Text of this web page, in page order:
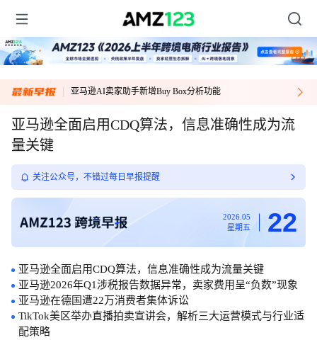
亚马逊AI卖家助手新增Buy Box分析功能
亚马逊全面启用CDQ算法，信息准确性成为流
量关键
关注公众号，不错过每日早报提醒
2026.05
星期五
22
亚马逊全面启用CDQ算法，信息准确性成为流量关键
亚马逊2026年Q1涉税报告数据异常，卖家费用呈“负数”现象
亚马逊在德国遭22万消费者集体诉讼
TikTok美区举办直播拍卖宣讲会，解析三大运营模式与行业适
配策略